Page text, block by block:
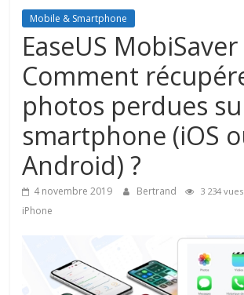
belge
connecté
Mobile & Smartphone
EaseUS MobiSaver
Comment
photos perdues
smartphone (iOS
Android) ?
4 novembre 2019 Bertrand 3 234 vues
iPhone